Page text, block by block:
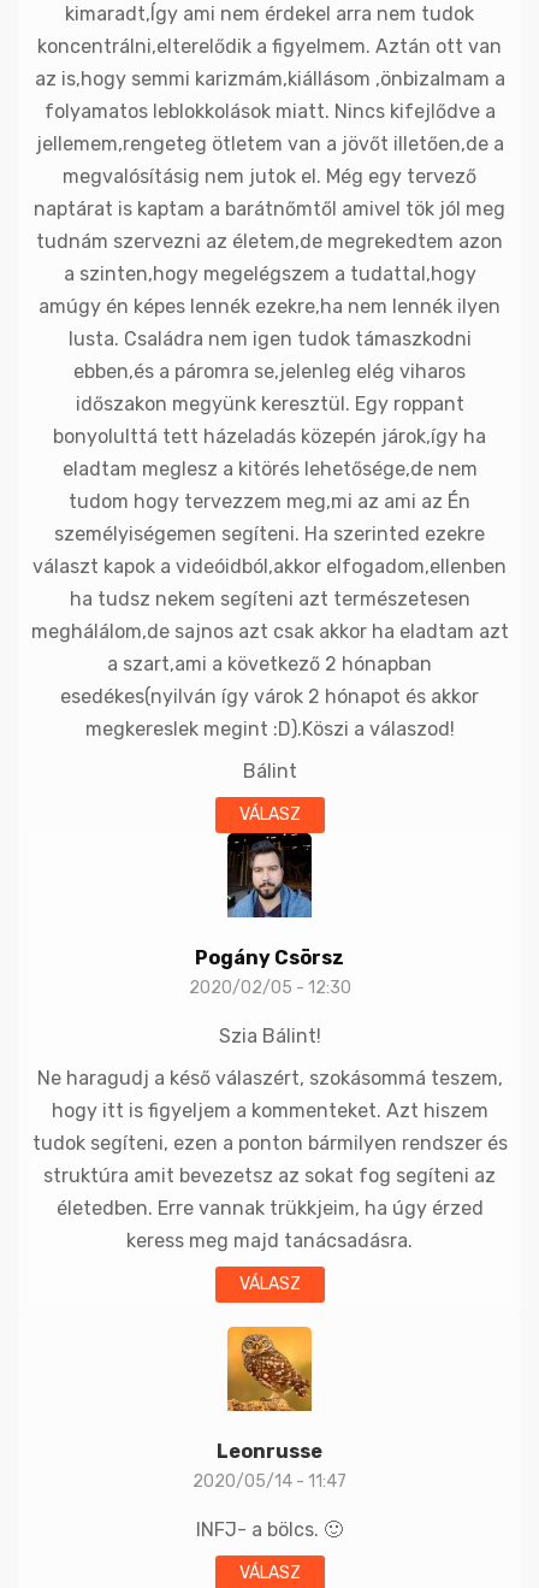
kimaradt,Így ami nem érdekel arra nem tudok
koncentrálni,elterelődik a figyelmem. Aztán ott van
az is,hogy semmi karizmám,kiállásom ,önbizalmam a
folyamatos leblokkolások miatt. Nincs kifejlődve a
jellemem,rengeteg ötletem van a jövőt illetően,de a
megvalósításig nem jutok el. Még egy tervező
naptárat is kaptam a barátnőmtől amivel tök jól meg
tudnám szervezni az életem,de megrekedtem azon
a szinten,hogy megelégszem a tudattal,hogy
amúgy én képes lennék ezekre,ha nem lennék ilyen
lusta. Családra nem igen tudok támaszkodni
ebben,és a páromra se,jelenleg elég viharos
időszakon megyünk keresztül. Egy roppant
bonyolulttá tett házeladás közepén járok,így ha
eladtam meglesz a kitörés lehetősége,de nem
tudom hogy tervezzem meg,mi az ami az Én
személyiségemen segíteni. Ha szerinted ezekre
választ kapok a videóidból,akkor elfogadom,ellenben
ha tudsz nekem segíteni azt természetesen
meghálálom,de sajnos azt csak akkor ha eladtam azt
a szart,ami a következő 2 hónapban
esedékes(nyilván így várok 2 hónapot és akkor
megkereslek megint :D).Köszi a válaszod!
Bálint
VÁLASZ
Pogány Csörsz
2020/02/05 - 12:30
Szia Bálint!
Ne haragudj a késő válaszért, szokásommá teszem,
hogy itt is figyeljem a kommenteket. Azt hiszem
tudok segíteni, ezen a ponton bármilyen rendszer és
struktúra amit bevezetsz az sokat fog segíteni az
életedben. Erre vannak trükkjeim, ha úgy érzed
keress meg majd tanácsadásra.
VÁLASZ
Leonrusse
2020/05/14 - 11:47
INFJ- a bölcs. 🙂
VÁLASZ